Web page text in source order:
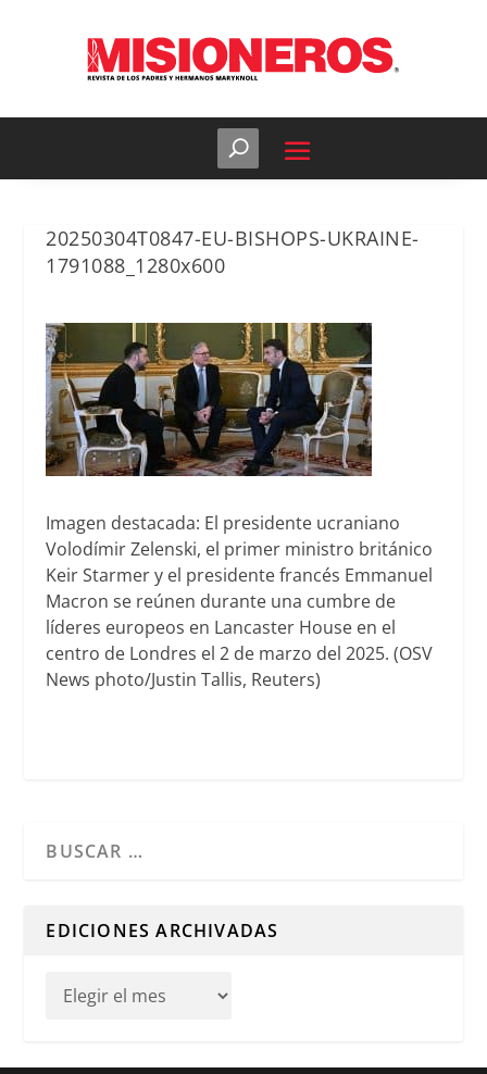
20250304T0847-EU-BISHOPS-UKRAINE-
1791088_1280x600
Imagen destacada: El presidente ucraniano
Volodímir Zelenski, el primer ministro británico
Keir Starmer y el presidente francés Emmanuel
Macron se reúnen durante una cumbre de
líderes europeos en Lancaster House en el
centro de Londres el 2 de marzo del 2025. (OSV
News photo/Justin Tallis, Reuters)
EDICIONES ARCHIVADAS